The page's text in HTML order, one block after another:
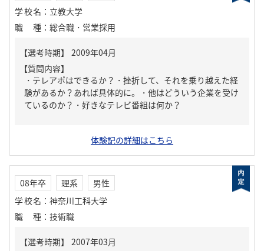
学校名 ： 立教大学
職種 ： 総合職・営業採用
【質問内容】
・テレアポはできるか？・挫折して、それを乗り越えた経
験があるか？あれば具体的に。・他はどういう企業を受け
ているのか？・好きなテレビ番組は何か？
体験記の詳細はこちら
08年卒 理系
男性
学校名 ： 神奈川工科大学
職種 ： 技術職